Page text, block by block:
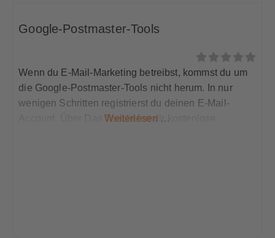
Google-Postmaster-Tools
Wenn du E-Mail-Marketing betreibst, kommst du um
die Google-Postmaster-Tools nicht herum. In nur
wenigen Schritten registrierst du deinen E-Mail-
Account. Über Das Tool liefert dir kostenlose
Weiterlesen …